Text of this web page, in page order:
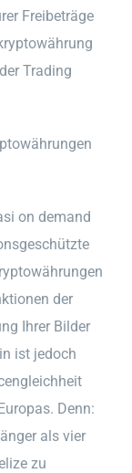
Freibeträge
Trading
on demand
der
Ihrer Bilder
ist jedoch
Denn:
als vier
zu